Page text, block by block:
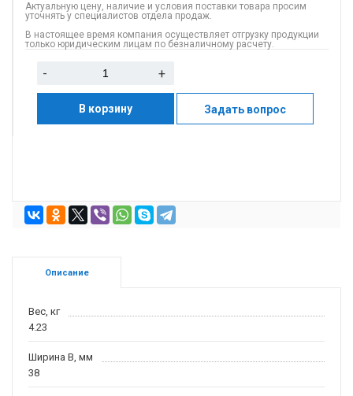
Актуальную цену, наличие и условия поставки товара просим
уточнять у специалистов отдела продаж.
В настоящее время компания осуществляет отгрузку продукции
только юридическим лицам по безналичному расчету.
- +
В корзину Задать вопрос
Описание
Вес, кг
4.23
Ширина B, мм
38